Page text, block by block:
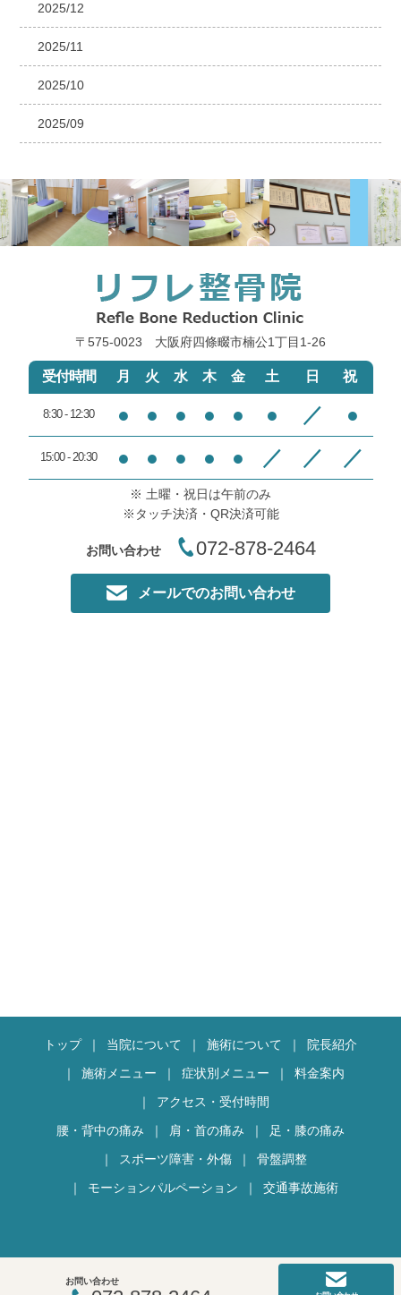
お問い合わせ
2025/12
2025/11
2025/10
2025/09
〒575-0023 大阪府四條畷市楠公1丁目1‐26
受付時間 月 火 水 木 金 土 日 祝
8:30 - 12:30 ● ● ● ● ● ● ／ ●
15:00 - 20:30 ● ● ● ● ● ／ ／ ／
※ 土曜・祝日は午前のみ
※タッチ決済・QR決済可能
お問い合わせ 072-878-2464
メールでのお問い合わせ
トップ 当院について 施術について
院長紹介
施術メニュー
症状別メニュー
料金案内
アクセス・受付時間
腰・背中の痛み
肩・首の痛み
足・膝の痛み
スポーツ障害・外傷
骨盤調整
モーションパルペーション
交通事故施術